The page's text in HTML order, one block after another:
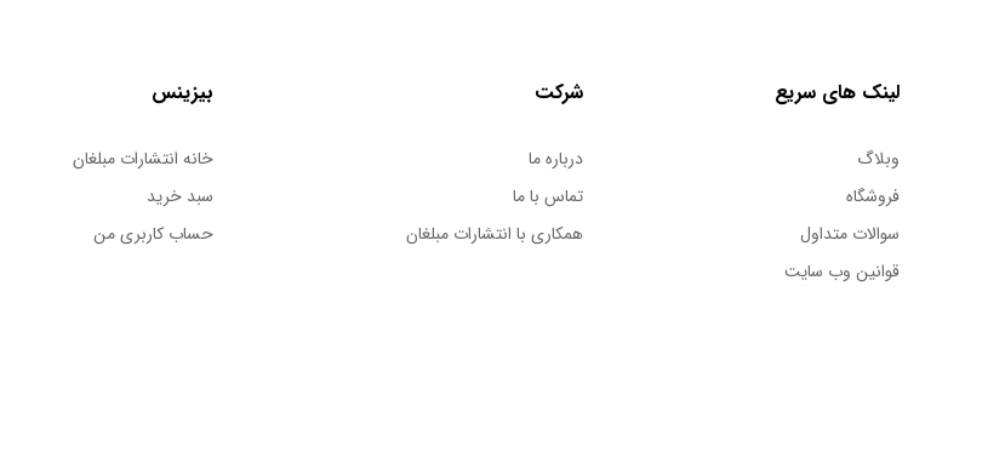
لینک های سریع
وبلاگ
فروشگاه
سوالات متداول
قوانین وب سایت
شرکت
درباره ما
تماس با ما
همکاری با انتشارات مبلغان
بیزینس
خانه انتشارات مبلغان
سبد خرید
حساب کاربری من